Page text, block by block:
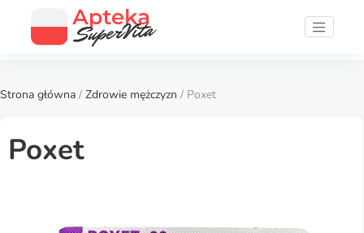
Strona główna / Zdrowie mężczyzn / Poxet
Poxet